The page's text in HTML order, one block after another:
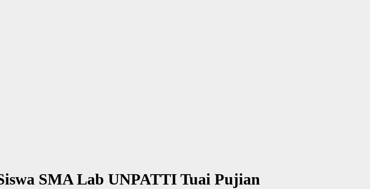
SMA Lab UNPATTI Tuai Pujian